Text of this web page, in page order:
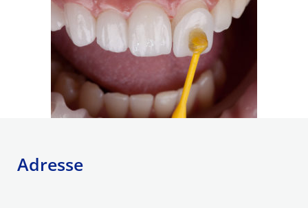
Adresse